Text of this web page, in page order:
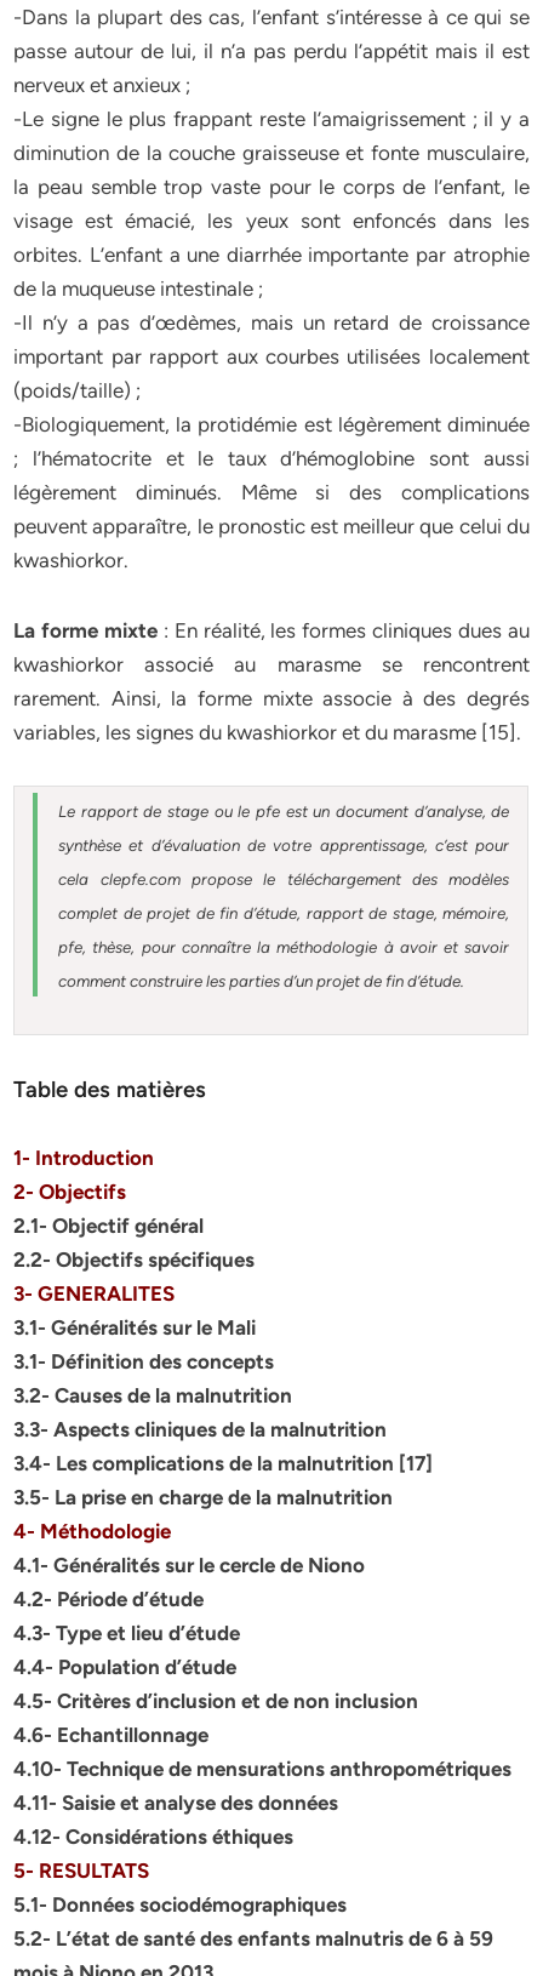
-Dans la plupart des cas, l’enfant s’intéresse à ce qui se
passe autour de lui, il n’a pas perdu l’appétit mais il est
nerveux et anxieux ;
-Le signe le plus frappant reste l’amaigrissement ; il y a
diminution de la couche graisseuse et fonte musculaire,
la peau semble trop vaste pour le corps de l’enfant, le
visage est émacié, les yeux sont enfoncés dans les
orbites. L’enfant a une diarrhée importante par atrophie
de la muqueuse intestinale ;
-Il n’y a pas d’œdèmes, mais un retard de croissance
important par rapport aux courbes utilisées localement
(poids/taille) ;
-Biologiquement, la protidémie est légèrement diminuée
; l’hématocrite et le taux d’hémoglobine sont aussi
légèrement diminués. Même si des complications
peuvent apparaître, le pronostic est meilleur que celui du
kwashiorkor.
La forme mixte: En réalité, les formes cliniques dues au
kwashiorkor associé au marasme se rencontrent
rarement. Ainsi, la forme mixte associe à des degrés
variables, les signes du kwashiorkor et du marasme [15].
Le rapport de stage ou le pfe est un document d’analyse, de
synthèse et d’évaluation de votre apprentissage, c’est pour
cela clepfe.com propose le téléchargement des modèles
complet de projet de fin d’étude, rapport de stage, mémoire,
pfe, thèse, pour connaître la méthodologie à avoir et savoir
comment construire les parties d’un projet de fin d’étude.
Table des matières
1- Introduction
2- Objectifs
2.1- Objectif général
2.2- Objectifs spécifiques
3- GENERALITES
3.1- Généralités sur le Mali
3.1- Définition des concepts
3.2- Causes de la malnutrition
3.3- Aspects cliniques de la malnutrition
3.4- Les complications de la malnutrition [17]
3.5- La prise en charge de la malnutrition
4- Méthodologie
4.1- Généralités sur le cercle de Niono
4.2- Période d’étude
4.3- Type et lieu d’étude
4.4- Population d’étude
4.5- Critères d’inclusion et de non inclusion
4.6- Echantillonnage
4.10- Technique de mensurations anthropométriques
4.11- Saisie et analyse des données
4.12- Considérations éthiques
5- RESULTATS
5.1- Données sociodémographiques
5.2- L’état de santé des enfants malnutris de 6 à 59